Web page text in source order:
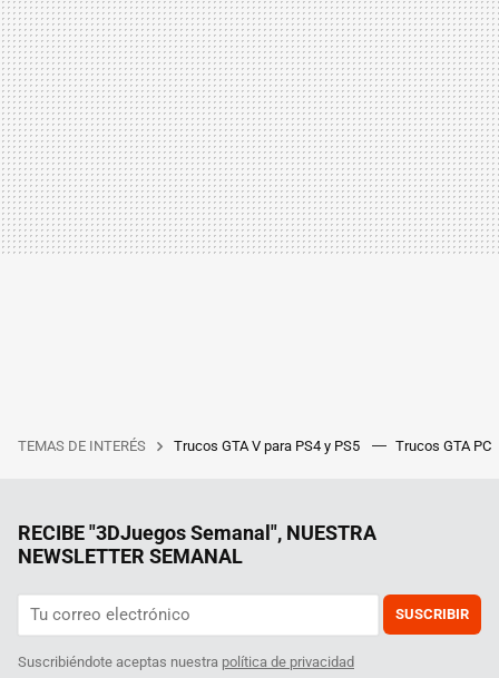
TEMAS DE INTERÉS Trucos GTA V para PS4 y PS5 Trucos GTA PC
RECIBE "3DJuegos Semanal", NUESTRA
NEWSLETTER SEMANAL
SUSCRIBIR
Suscribiéndote aceptas nuestra política de privacidad